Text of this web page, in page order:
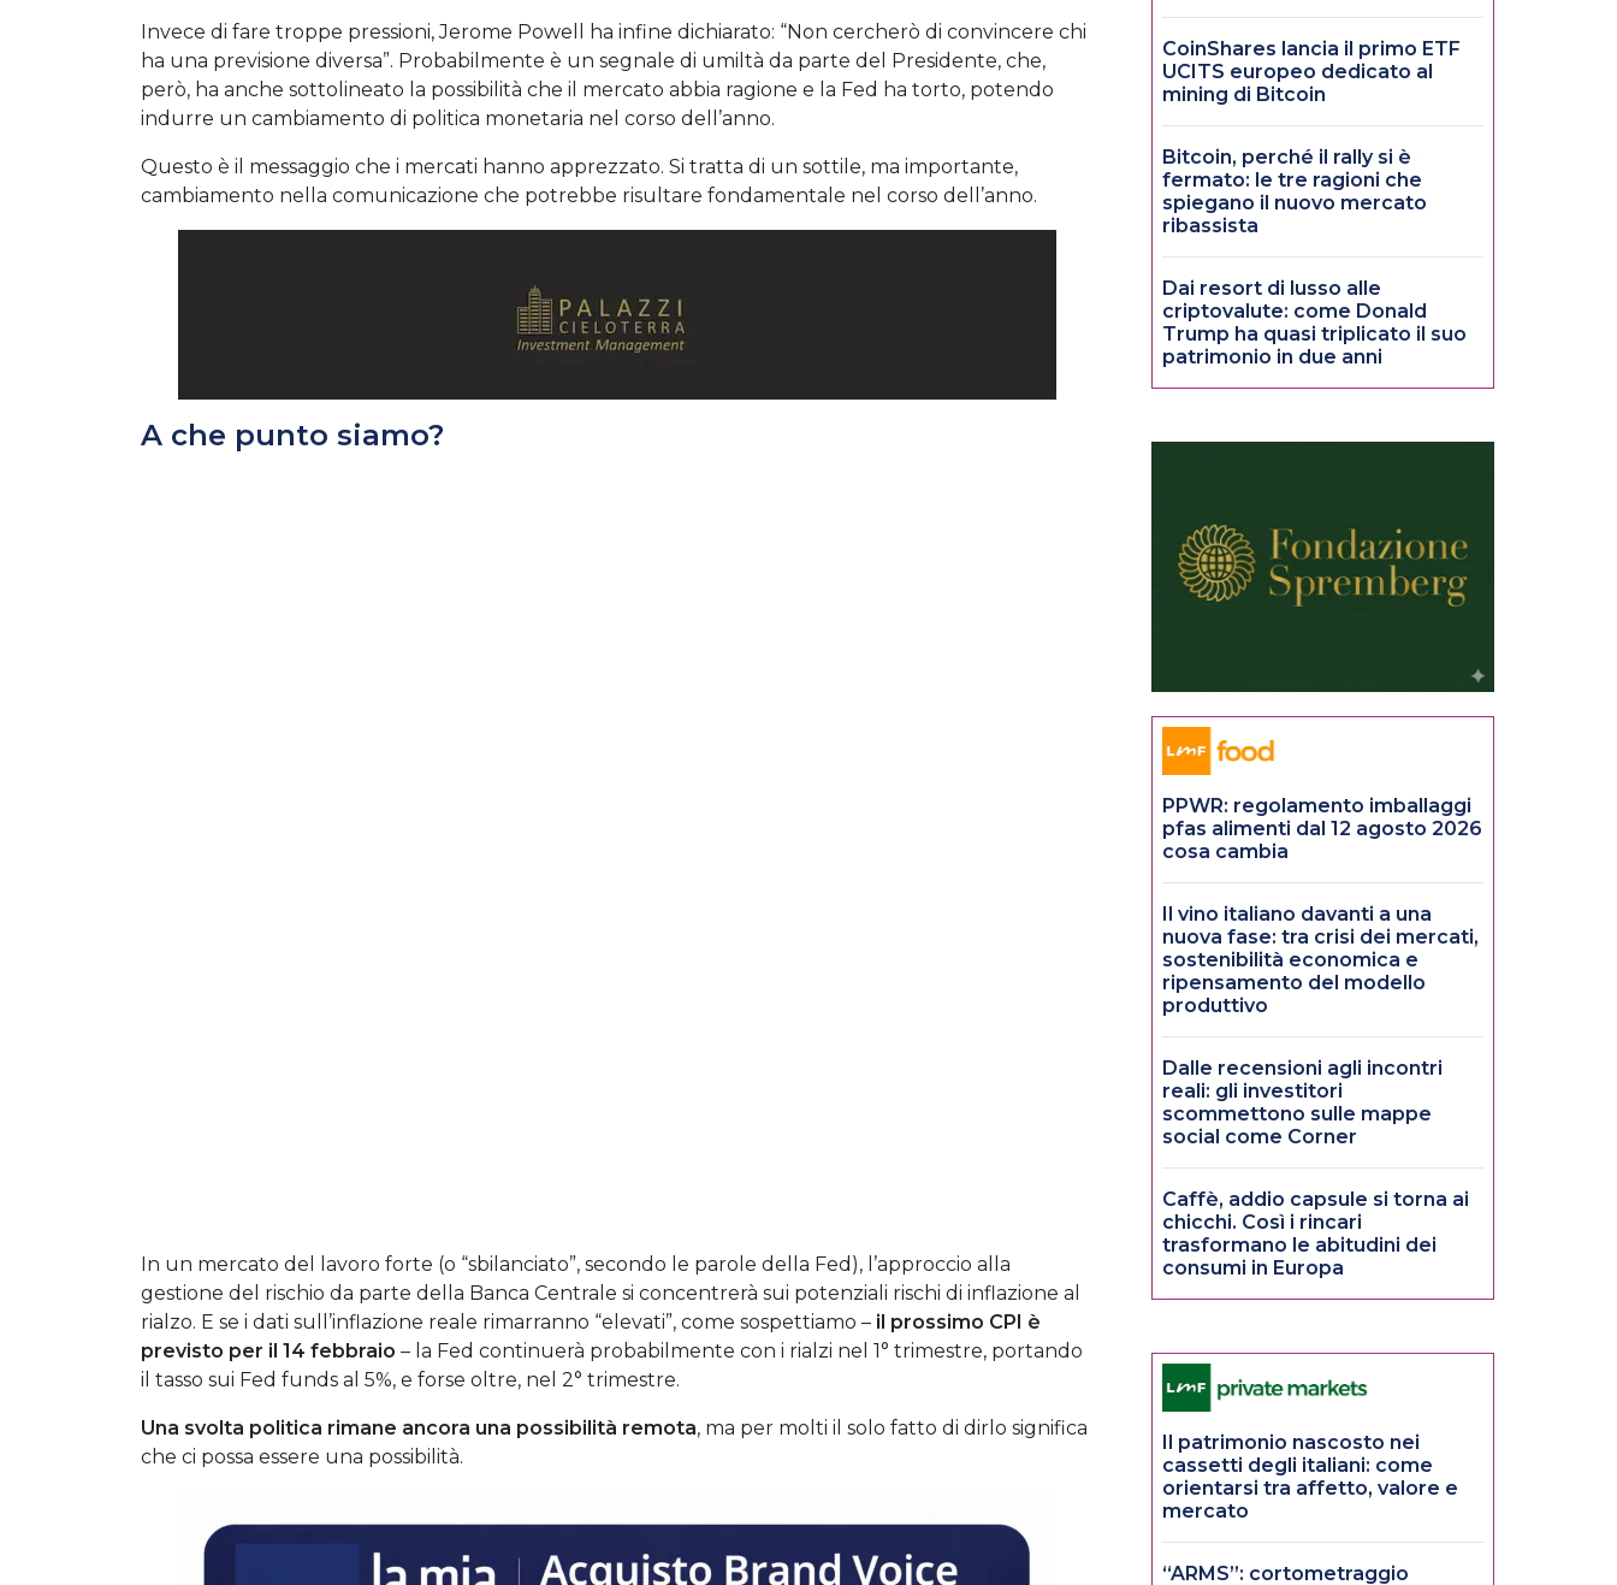
Invece di fare troppe pressioni, Jerome Powell ha infine dichiarato: “Non cercherò di convincere chi
ha una previsione diversa”. Probabilmente è un segnale di umiltà da parte del Presidente, che,
però, ha anche sottolineato la possibilità che il mercato abbia ragione e la Fed ha torto, potendo
indurre un cambiamento di politica monetaria nel corso dell’anno.
Questo è il messaggio che i mercati hanno apprezzato. Si tratta di un sottile, ma importante,
cambiamento nella comunicazione che potrebbe risultare fondamentale nel corso dell’anno.
A che punto siamo?
In un mercato del lavoro forte (o “sbilanciato”, secondo le parole della Fed), l’approccio alla
gestione del rischio da parte della Banca Centrale si concentrerà sui potenziali rischi di inflazione al
rialzo. E se i dati sull’inflazione reale rimarranno “elevati”, come sospettiamo – il prossimo CPI è
previsto per il 14 febbraio – la Fed continuerà probabilmente con i rialzi nel 1° trimestre, portando
il tasso sui Fed funds al 5%, e forse oltre, nel 2° trimestre.
Una svolta politica rimane ancora una possibilità remota, ma per molti il solo fatto di dirlo significa
che ci possa essere una possibilità.
CoinShares lancia il primo ETF
UCITS europeo dedicato al
mining di Bitcoin
Bitcoin, perché il rally si è
fermato: le tre ragioni che
spiegano il nuovo mercato
ribassista
Dai resort di lusso alle
criptovalute: come Donald
Trump ha quasi triplicato il suo
patrimonio in due anni
PPWR: regolamento imballaggi
pfas alimenti dal 12 agosto 2026
cosa cambia
Il vino italiano davanti a una
nuova fase: tra crisi dei mercati,
sostenibilità economica e
ripensamento del modello
produttivo
Dalle recensioni agli incontri
reali: gli investitori
scommettono sulle mappe
social come Corner
Caffè, addio capsule si torna ai
chicchi. Così i rincari
trasformano le abitudini dei
consumi in Europa
Il patrimonio nascosto nei
cassetti degli italiani: come
orientarsi tra affetto, valore e
mercato
“ARMS”: cortometraggio